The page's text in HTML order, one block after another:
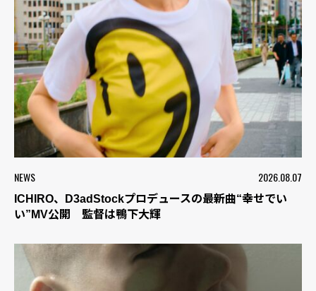
NEWS 2026.08.07
ICHIRO、D3adStockプロデュースの最新曲“幸せでい
い”MV公開 監督は鴨下大輝